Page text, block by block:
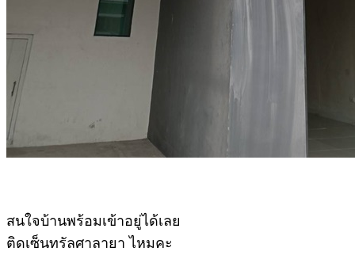
สนใจบ้านพร้อมเข้าอยู่ได้เลย
ติดเซ็นทรัลศาลายา ไหมคะ